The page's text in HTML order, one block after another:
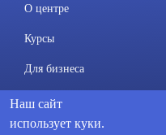
О центре
Курсы
Для бизнеса
Материалы
Сведения об
Наш сайт
использует куки.